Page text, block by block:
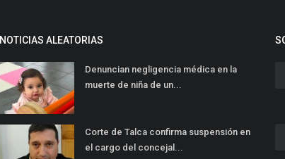
NOTICIAS ALEATORIAS
Denuncian negligencia médica en la
muerte de niña de un...
Corte de Talca confirma suspensión en
el cargo del concejal...